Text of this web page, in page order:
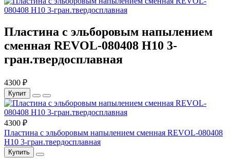
Пластина с эльборовым напылением
сменная REVOL-080408 Н10 3-
гран.твердосплавная
4300 ₽
Купит
4300 ₽
Пластина с эльборовым напылением сменная REVOL-080408
Н10 3-гран.твердосплавная
Купить